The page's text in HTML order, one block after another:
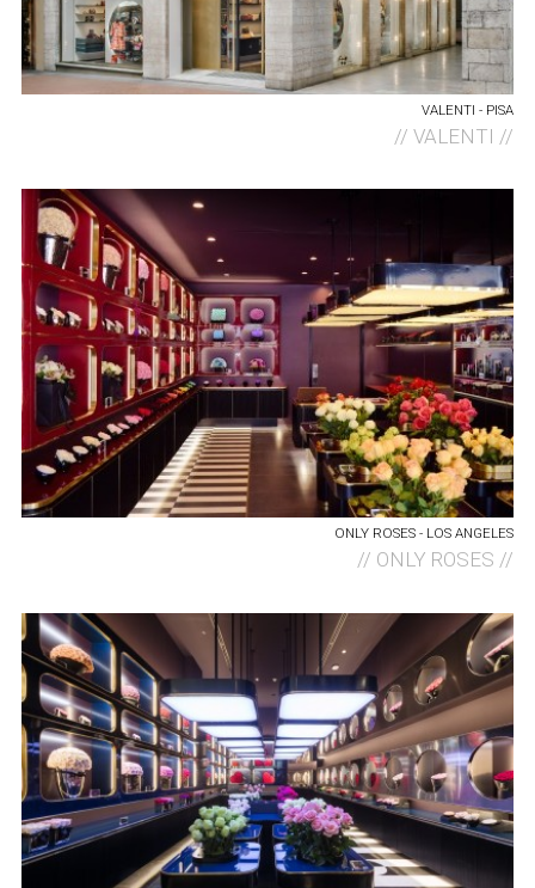
VALENTI - PISA
//VALENTI //
ONLY ROSES - LOS ANGELES
// ONLY ROSES //